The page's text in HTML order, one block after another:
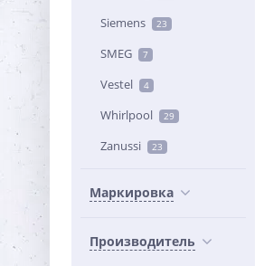
Siemens 23
SMEG 7
Vestel 4
Whirlpool 29
Zanussi 23
Маркировка
Производитель